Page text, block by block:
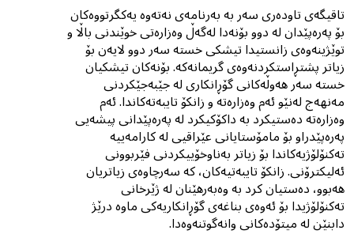
تاقیگەی تاودەری سەر بە بەرنامەی نەتەوە یەكگرتووەكان
بۆ پەرەپێدان لە دوو بۆنەدا لەگەڵ وەزارەتی خوێندنی باڵا و
توێژینەوەی زانستیدا تیشکى خستە سەر دوو لایەن بۆ
زیاتر پشتڕاستکردنەوەی گریمانەکە. بۆنەکان تیشکیان
خستە سەر هەوڵەکانی گۆڕانکاری لە جێبەجێکردنی
مەنهەج لەنێو ئەم وەزارەتە و زانکۆ تایبەتەکاندا. ئەم
وەزارەتە دەستیکرد بە داکۆکیکرد لە پەرەپێدانی پیشەیی
پەرەپێدراو بۆ مامۆستایانی عێراقیی لە کارامەییە
تەکنۆلۆژیەکاندا بۆ زیاتر بەناوخۆییکردنی فێربوونی
ئەلیکترۆنی. زانکۆ تایبەتیەکان، کە سەرچاوەی زیاتریان
هەبوو، دەستیان کرد بە وەبەرهێنان لە ژێرخانی
تەکنۆلۆژیدا بۆ ئەوەی بناغەی گۆڕانکاریەکی ماوە درێژ
دابنێن لە میتۆدەکانی وانەگوتنەوەدا.